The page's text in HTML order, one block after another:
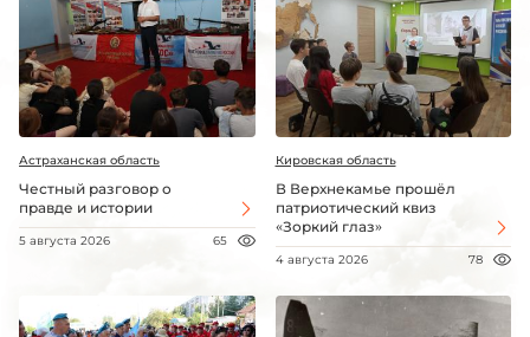
Астраханская область
Честный разговор о
правде и истории
5 августа 2026 65
Кировская область
В Верхнекамье прошёл
патриотический квиз
«Зоркий глаз»
4 августа 2026 78